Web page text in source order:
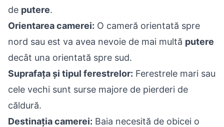
de putere.
Orientarea camerei: O cameră orientată spre
nord sau est va avea nevoie de mai multă putere
decât una orientată spre sud.
Suprafața și tipul ferestrelor: Ferestrele mari sau
cele vechi sunt surse majore de pierderi de
căldură.
Destinația camerei: Baia necesită de obicei o